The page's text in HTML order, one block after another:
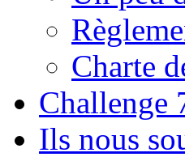
Charte
Challenge
Ils nous